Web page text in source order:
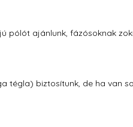
pólót ajánlunk, fázósoknak
tégla) biztosítunk, de ha van